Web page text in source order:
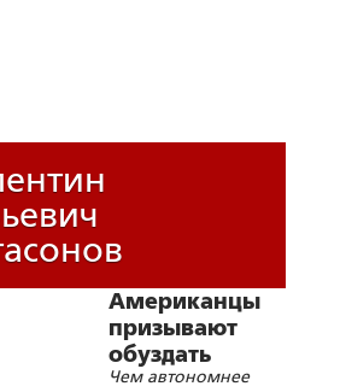
Американцы
призывают
обуздать
искусственный
Чем автономнее